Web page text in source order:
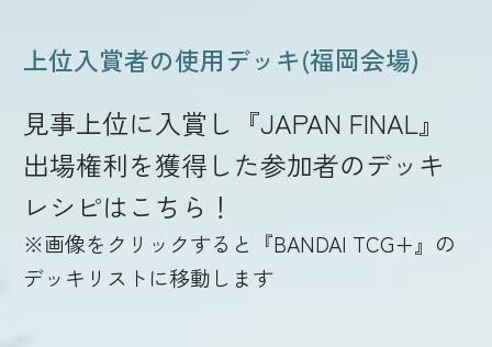
上位入賞者の使用デッキ(福岡会場)
見事上位に入賞し『JAPAN FINAL』
出場権利を獲得した参加者のデッキ
レシピはこちら！
※画像をクリックすると『BANDAI TCG+』の
デッキリストに移動します